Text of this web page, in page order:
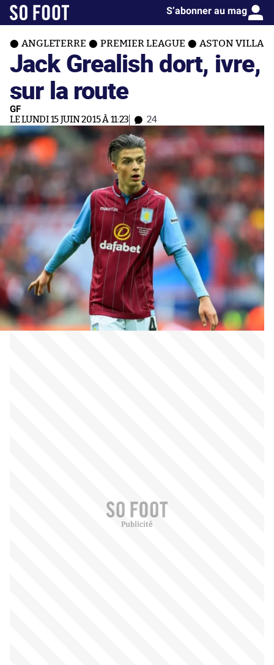
S’abonner au mag
ANGLETERRE PREMIER LEAGUE ASTON VILLA
Jack Grealish dort, ivre,
sur la route
GF
LE LUNDI 15 JUIN 2015 À 11:23 24